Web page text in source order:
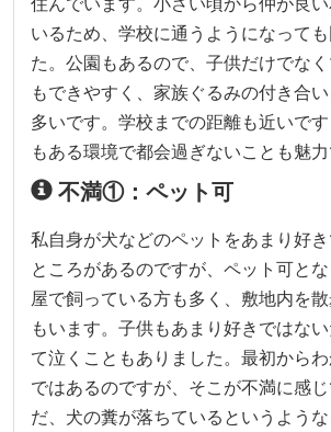
いるため、学校に通うようになって
た。公園もあるので、子供だけでな
もできやすく、家族ぐるみの付き合
多いです。学校までの距離も近いで
もある環境で都会過ぎないことも魅力
不満①：ペット可
私自身が犬などのペットをあまり好
ところがあるのですが、ペット可と
屋で飼っている方も多く、敷地内を
もいます。子供もあまり好きではな
て泣くこともありました。最初から
ではあるのですが、そこが不満に感
だ、犬の糞が落ちているというよう